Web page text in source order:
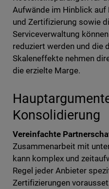
Aufwände im Hinblick auf
und Zertifizierung sowie
Serviceverwaltung
reduziert werden und die
Skaleneffekte nehmen
die erzielte Marge.
Konsolidierung
Vereinfachte
Zusammenarbeit mit
kann komplex und
Regel jeder Anbieter
Zertifizierungen